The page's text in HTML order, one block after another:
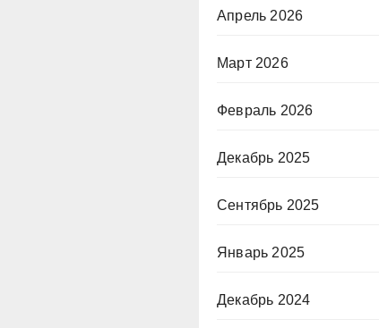
Апрель 2026
Март 2026
Февраль 2026
Декабрь 2025
Сентябрь 2025
Январь 2025
Декабрь 2024